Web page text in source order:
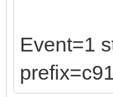
Event=1